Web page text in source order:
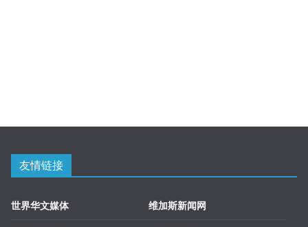
友情链接
世界华文媒体 维加斯新闻网